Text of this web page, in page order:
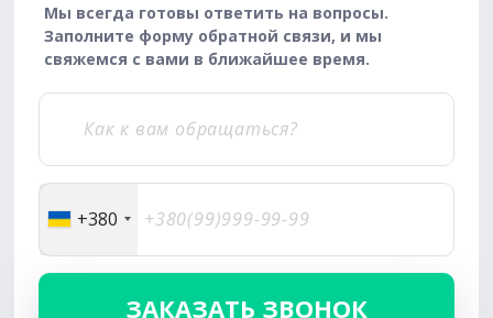
Мы всегда готовы ответить на вопросы.
Заполните форму обратной связи, и мы
свяжемся с вами в ближайшее время.
+380